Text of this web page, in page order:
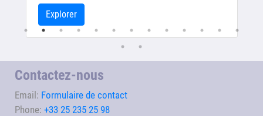
Explorer
Contactez-nous
Email: Formulaire de contact
Phone: +33 25 235 25 98